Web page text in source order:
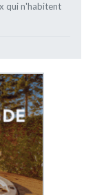
qui n'habitent